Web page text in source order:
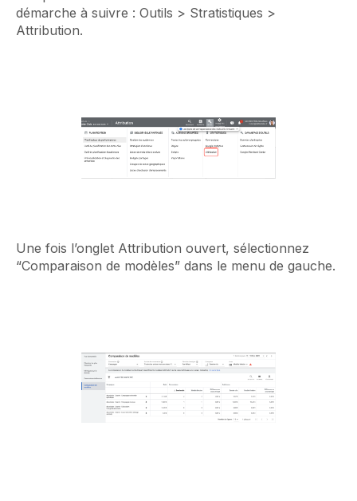
démarche à suivre : Outils > Stratistiques >
Attribution.
Une fois l’onglet Attribution ouvert, sélectionnez
“Comparaison de modèles” dans le menu de gauche.